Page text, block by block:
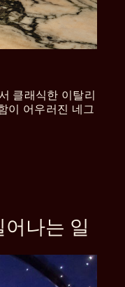
클래식한 이탈리
이 어우러진 네그
나는 일